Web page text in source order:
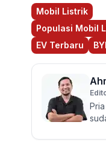
Mobil Listrik
Populasi Mobil
EV Terbaru